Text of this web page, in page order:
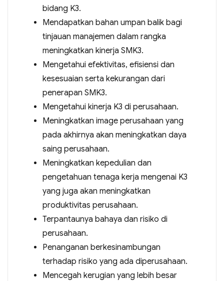
bidang K3.
Mendapatkan bahan umpan balik bagi
tinjauan manajemen dalam rangka
meningkatkan kinerja SMK3.
Mengetahui efektivitas, efisiensi dan
kesesuaian serta kekurangan dari
penerapan SMK3.
Mengetahui kinerja K3 di perusahaan.
Meningkatkan image perusahaan yang
pada akhirnya akan meningkatkan daya
saing perusahaan.
Meningkatkan kepedulian dan
pengetahuan tenaga kerja mengenai K3
yang juga akan meningkatkan
produktivitas perusahaan.
Terpantaunya bahaya dan risiko di
perusahaan.
Penanganan berkesinambungan
terhadap risiko yang ada diperusahaan.
Mencegah kerugian yang lebih besar